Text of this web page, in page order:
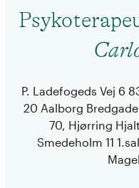
P. Ladefogeds Vej 6
20 Aalborg
70, Hjørring
Smedeholm 11